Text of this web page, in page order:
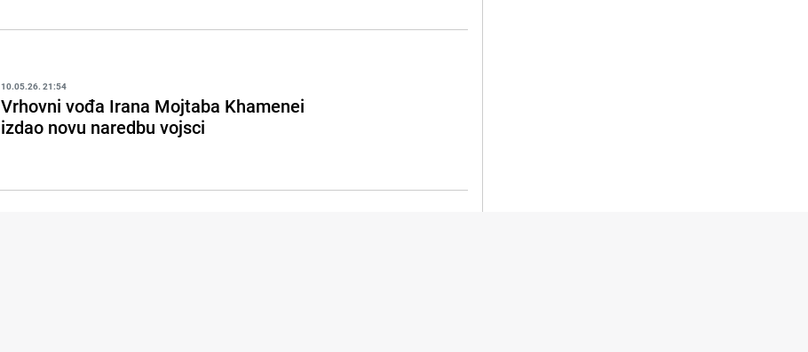
10.05.26. 21:54
Vrhovni vođa Irana Mojtaba Khamenei
izdao novu naredbu vojsci